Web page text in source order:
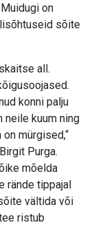
on
sõite
all.
konni palju
neile kuum ning
mürgised,“
Purga.
mõelda
rände tippajal
vältida või
ristub